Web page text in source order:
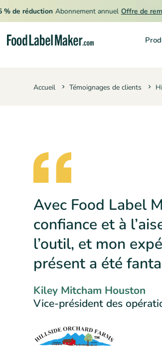
réduction Abonnement annuel Offre de
Accueil Témoignages de clients
Avec Food Label
confiance et à
l’outil, et mon
présent a été
Kiley Mitcham Houston
Vice-président des
Secteurs
Ressources